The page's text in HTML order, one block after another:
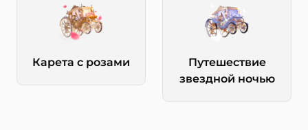
Карета с розами
Путешествие
звездной ночью